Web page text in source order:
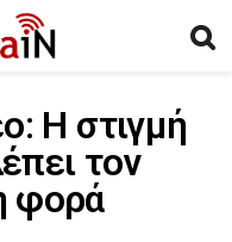
Η στιγμή
τον
φορά